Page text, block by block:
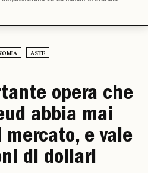
ASTE
opera che
abbia mai
e vale
di dollari